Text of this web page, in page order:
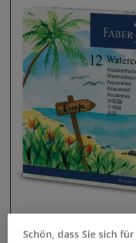
Schön, dass Sie sich